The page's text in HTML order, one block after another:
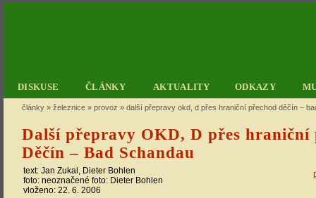
DISKUSE ČLÁNKY AKTUALITY ODKAZY
články » železnice » provoz » další přepravy okd, d přes hraniční přechod děčín –
Další přepravy OKD, D přes hraniční
Děčín – Bad Schandau
text: Jan Zukal , Dieter Bohlen
foto: neoznačené foto: Dieter Bohlen
vloženo: 22. 6. 2006